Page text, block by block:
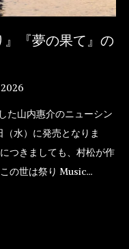
『夢の果て』の
た山内惠介のニューシン
水）に発売となりま
つきましても、村松が作
の世は祭り Music…